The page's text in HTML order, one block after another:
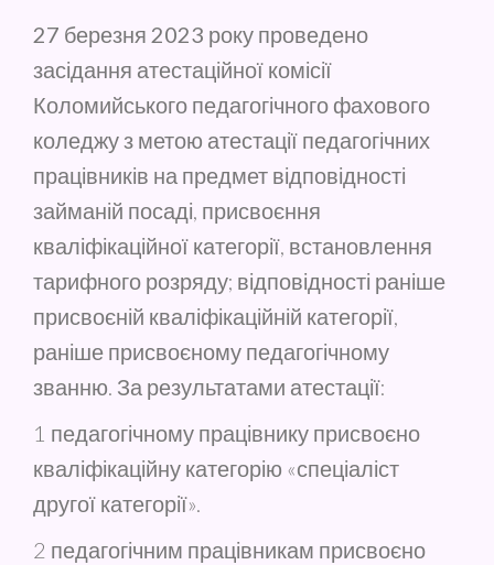
27 березня 2023 року проведено
засідання атестаційної комісії
Коломийського педагогічного фахового
коледжу з метою атестації педагогічних
працівників на предмет відповідності
займаній посаді, присвоєння
кваліфікаційної категорії, встановлення
тарифного розряду; відповідності раніше
присвоєній кваліфікаційній категорії,
раніше присвоєному педагогічному
званню. За результатами атестації:
1 педагогічному працівнику присвоєно
кваліфікаційну категорію «спеціаліст
другої категорії».
2 педагогічним працівникам присвоєно